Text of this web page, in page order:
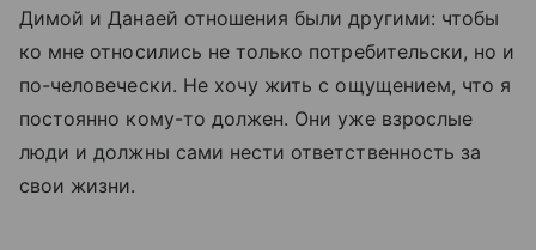
Димой и Данаей отношения были другими: чтобы
ко мне относились не только потребительски, но и
по-человечески. Не хочу жить с ощущением, что я
постоянно кому-то должен. Они уже взрослые
люди и должны сами нести ответственность за
свои жизни.